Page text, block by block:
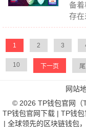
备
存在
1 2 3
10 下一页
网站
© 2026 TP钱包官网（
TP钱包官网下载 | TP钱
| 全球领先的区块链钱包